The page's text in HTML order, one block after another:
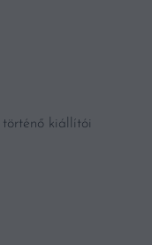
történő kiállítói